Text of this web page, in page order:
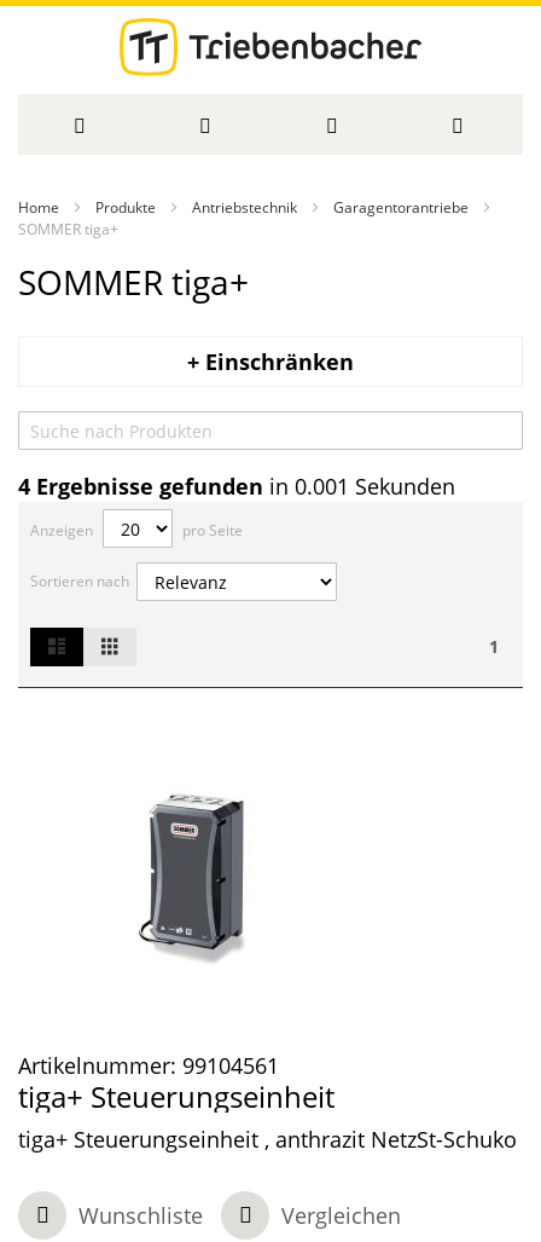
zum
Inhalt
Home Produkte Antriebstechnik
Garagentorantriebe
SOMMER tiga+
SOMMER tiga+
+ Einschränken
4 Ergebnisse gefunden in 0.001 Sekunden
Anzeigen pro Seite
Sortieren nach
1
Ansicht
als
Artikelnummer: 99104561
tiga+ Steuerungseinheit
tiga+ Steuerungseinheit , anthrazit NetzSt-Schuko
Wunschliste Vergleichen